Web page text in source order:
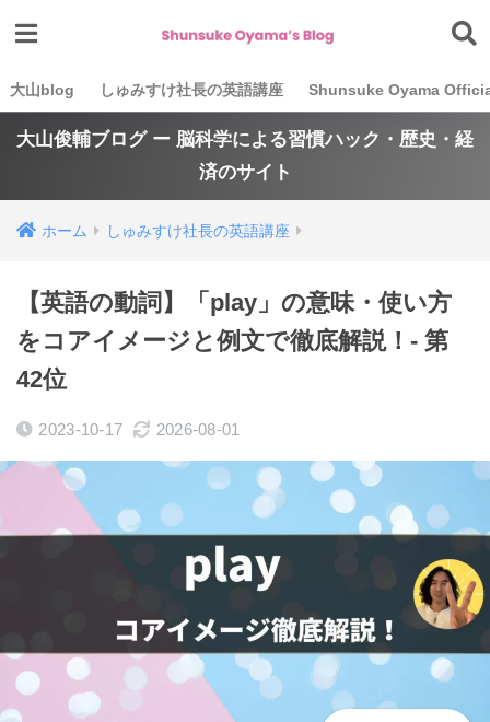
大山blog しゅみすけ社長の英語講座 Shunsuke Oyama
大山俊輔ブログ ー 脳科学による習慣ハック・歴史・経
済のサイト
ホーム しゅみすけ社長の英語講座
【英語の動詞】「play」の意味・使い方
をコアイメージと例文で徹底解説！- 第
42位
2023-10-17 2026-08-01